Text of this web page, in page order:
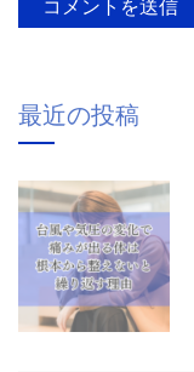
最近の投稿